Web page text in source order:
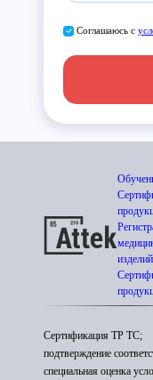
Соглашаюсь с
Сертификация ТР ТС;
подтверждение
специальная оценка